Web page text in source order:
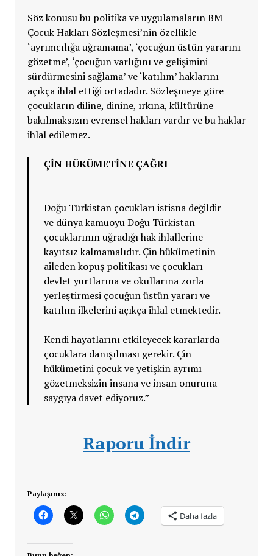
Söz konusu bu politika ve uygulamaların BM
Çocuk Hakları Sözleşmesi’nin özellikle
‘ayrımcılığa uğramama’, ‘çocuğun üstün yararını
gözetme’, ‘çocuğun varlığını ve gelişimini
sürdürmesini sağlama’ ve ‘katılım’ haklarını
açıkça ihlal ettiği ortadadır. Sözleşmeye göre
çocukların diline, dinine, ırkına, kültürüne
bakılmaksızın evrensel hakları vardır ve bu haklar
ihlal edilemez.
ÇİN HÜKÜMETİNE ÇAĞRI
Doğu Türkistan çocukları istisna değildir
ve dünya kamuoyu Doğu Türkistan
çocuklarının uğradığı hak ihlallerine
kayıtsız kalmamalıdır. Çin hükümetinin
aileden kopuş politikası ve çocukları
devlet yurtlarına ve okullarına zorla
yerleştirmesi çocuğun üstün yararı ve
katılım ilkelerini açıkça ihlal etmektedir.
Kendi hayatlarını etkileyecek kararlarda
çocuklara danışılması gerekir. Çin
hükümetini çocuk ve yetişkin ayrımı
gözetmeksizin insana ve insan onuruna
saygıya davet ediyoruz.”
Raporu İndir
Paylaşınız:
Daha fazla